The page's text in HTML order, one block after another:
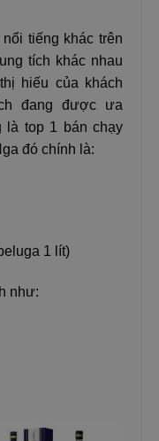
tiếng khác trên
tích khác nhau
hiếu của khách
đang được ưa
là top 1 bán chạy
đó chính là:
1 lít)
như: